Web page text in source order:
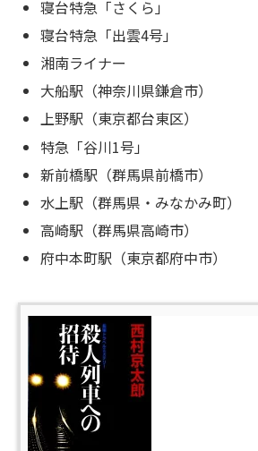
寝台特急「さくら」
寝台特急「出雲4号」
湘南ライナー
大船駅（神奈川県鎌倉市）
上野駅（東京都台東区）
特急「谷川1号」
新前橋駅（群馬県前橋市）
水上駅（群馬県・みなかみ町）
高崎駅（群馬県高崎市）
府中本町駅（東京都府中市）